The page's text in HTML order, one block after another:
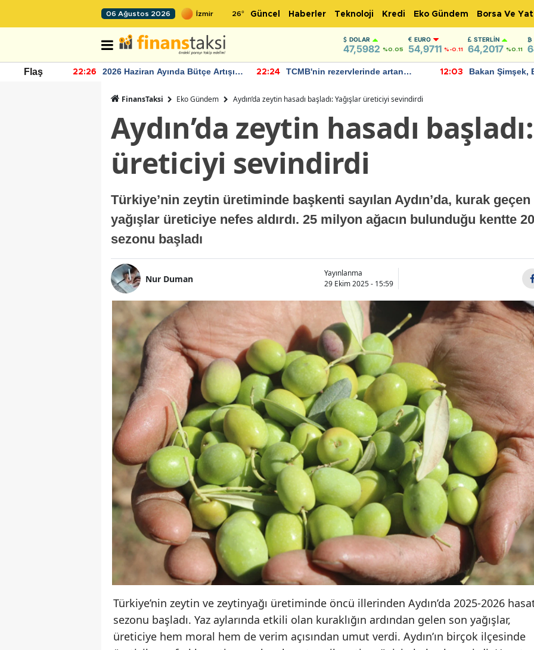
06 Ağustos 2026 26° Güncel Haberler Teknoloji Kredi Eko Gündem Borsa Ve
DOLAR
47,5982 %0.05
EURO
54,9711 %-0.11
STERLIN
64,2017 %0.11
Flaş 22:26
2026 Haziran Ayında Bütçe Artışı
22:24
TCMB'nin rezervlerinde artan
12:03
Bakan Şimşek,
FinansTaksi Eko Gündem Aydın’da zeytin hasadı başladı: Yağışlar üreticiyi sevindirdi
Aydın’da zeytin hasadı
üreticiyi sevindirdi
Türkiye’nin zeytin üretiminde başkenti sayılan Aydın’da, kurak geçen
yağışlar üreticiye nefes aldırdı. 25 milyon ağacın bulunduğu kentte
sezonu başladı
Nur Duman
Yayınlanma
29 Ekim 2025 - 15:59
Türkiye’nin zeytin ve zeytinyağı üretiminde öncü illerinden Aydın’da 2025-2026
sezonu başladı. Yaz aylarında etkili olan kuraklığın ardından gelen son yağışlar,
üreticiye hem moral hem de verim açısından umut verdi. Aydın’ın birçok ilçesinde